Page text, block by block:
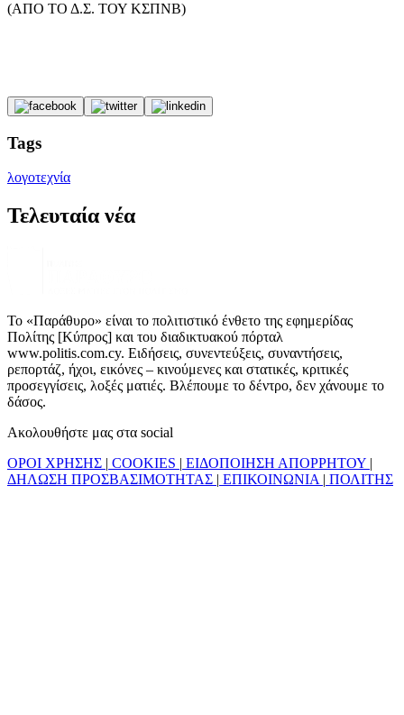
(ΑΠΟ ΤΟ Δ.Σ. ΤΟΥ ΚΣΠΝΒ)
Tags
λογοτεχνία
Τελευταία νέα
Το «Παράθυρο» είναι το πολιτιστικό ένθετο της εφημερίδας
Πολίτης [Κύπρος] και του διαδικτυακού πόρταλ
www.politis.com.cy. Ειδήσεις, συνεντεύξεις, συναντήσεις,
ρεπορτάζ, ήχοι, εικόνες – κινούμενες και στατικές, κριτικές
προσεγγίσεις, λοξές ματιές. Βλέπουμε το δέντρο, δεν χάνουμε το
δάσος.
Ακολουθήστε μας στα social
ΟΡΟΙ ΧΡΗΣΗΣ | COOKIES | ΕΙΔΟΠΟΙΗΣΗ ΑΠΟΡΡΗΤΟΥ |
ΔΗΛΩΣΗ ΠΡΟΣΒΑΣΙΜΟΤΗΤΑΣ | ΕΠΙΚΟΙΝΩΝΙΑ | ΠΟΛΙΤΗΣ